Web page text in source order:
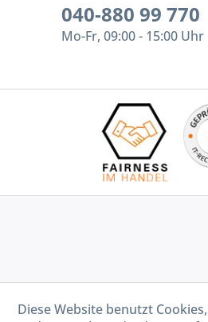
040-880 99 770
Mo-Fr, 09:00 - 15:00 Uhr
Diese Website benutzt